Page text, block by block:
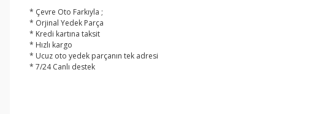
* Çevre Oto Farkıyla ;
* Orjinal Yedek Parça
* Kredi kartına taksit
* Hızlı kargo
* Ucuz oto yedek parçanın tek adresi
* 7/24 Canlı destek